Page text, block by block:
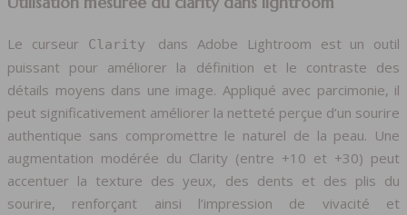
Le curseur Clarity dans Adobe Lightroom est un outil
puissant pour améliorer la définition et le contraste des
détails moyens dans une image. Appliqué avec parcimonie, il
peut significativement améliorer la netteté perçue d’un sourire
authentique sans compromettre le naturel de la peau. Une
augmentation modérée du Clarity (entre +10 et +30) peut
accentuer la texture des yeux, des dents et des plis du
sourire, renforçant ainsi l’impression de vivacité et